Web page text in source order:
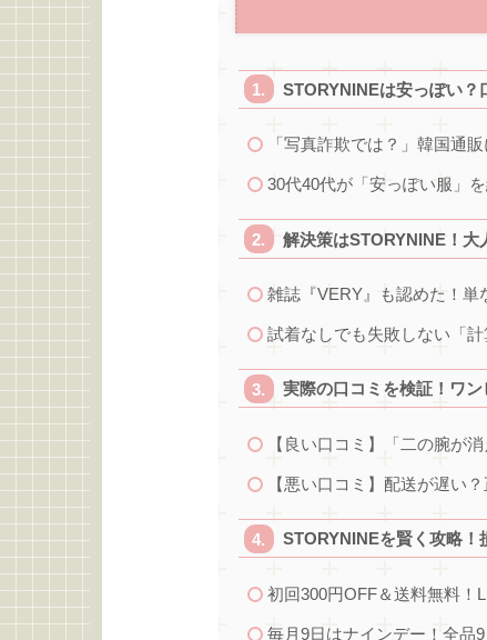
STORYNINEは安っぽい？
「写真詐欺では？」韓国通
30代40代が「安っぽい服」
解決策はSTORYNINE！大
雑誌『VERY』も認めた！単
試着なしでも失敗しない「
実際の口コミを検証！ワン
【良い口コミ】「二の腕が
【悪い口コミ】配送が遅い
STORYNINEを賢く攻略！
初回300円OFF＆送料無料！
毎月9日はナインデー！全品